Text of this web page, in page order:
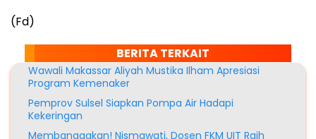
(Fd)
BERITA TERKAIT
Wawali Makassar Aliyah Mustika Ilham Apresiasi
Program Kemenaker
Pemprov Sulsel Siapkan Pompa Air Hadapi
Kekeringan
Membanggakan! Nismawati, Dosen FKM UIT Raih